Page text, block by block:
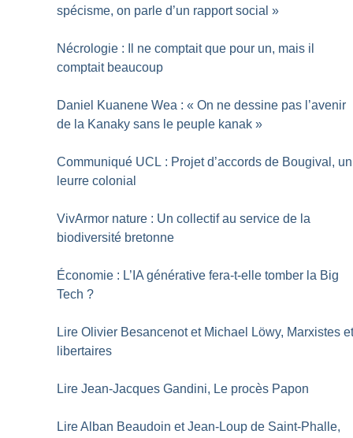
spécisme, on parle d’un rapport social »
Nécrologie : Il ne comptait que pour un, mais il
comptait beaucoup
Daniel Kuanene Wea : « On ne dessine pas l’avenir
de la Kanaky sans le peuple kanak »
Communiqué UCL : Projet d’accords de Bougival, un
leurre colonial
VivArmor nature : Un collectif au service de la
biodiversité bretonne
Économie : L’IA générative fera-t-elle tomber la Big
Tech ?
Lire Olivier Besancenot et Michael Löwy, Marxistes
libertaires
Lire Jean-Jacques Gandini, Le procès Papon
Lire Alban Beaudoin et Jean-Loup de Saint-Phalle,